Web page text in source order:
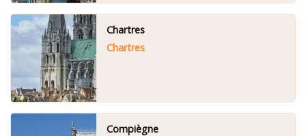
Chartres
Chartres
Compiègne